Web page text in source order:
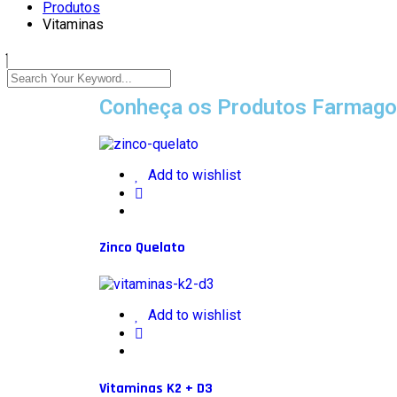
Produtos
Vitaminas
Conheça os Produtos
Add to wishlist
Zinco Quelato
Add to wishlist
Vitaminas K2 + D3